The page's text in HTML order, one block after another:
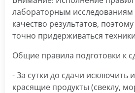
лабораторным исследованиям
качество результатов,
точно придерживаться
Общие правила подготовки к
- За сутки до сдачи исключить
красящие продукты (свеклу,